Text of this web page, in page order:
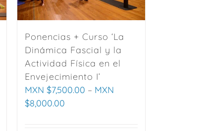
Ponencias + Curso ‘La
Dinámica Fascial y la
Actividad Física en el
Envejecimiento I’
MXN $7,500.00 – MXN
$8,000.00